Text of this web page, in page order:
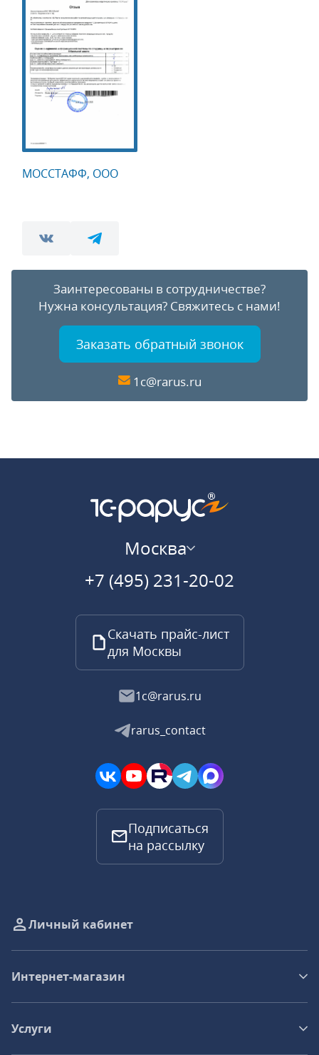
МОССТАФФ, ООО
Заинтересованы в сотрудничестве?
Нужна консультация? Свяжитесь с нами!
Заказать обратный звонок
1c@rarus.ru
Москва
+7 (495) 231-20-02
Скачать прайс-лист
для Москвы
1c@rarus.ru
rarus_contact
Подписаться
на рассылку
Личный кабинет
Интернет-магазин
Услуги